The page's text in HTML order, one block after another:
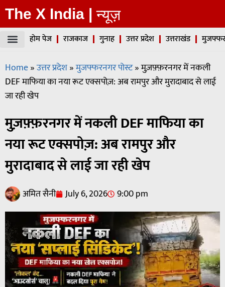
The X India | न्यूज़
होम पेज राजकाज गुनाह उत्तर प्रदेश उत्तराखंड
Home»उत्तर प्रदेश»मुजफ्फरनगर पोस्ट»मुज़फ़्फ़रनगर में नकली
DEF माफिया का नया रूट एक्सपोज़: अब रामपुर और मुरादाबाद से लाई
जा रही खेप
मुज़फ़्फ़रनगर में नकली DEF माफिया का
नया रूट एक्सपोज़: अब रामपुर और
मुरादाबाद से लाई जा रही खेप
अमित सैनी July 6, 2026 9:00 pm